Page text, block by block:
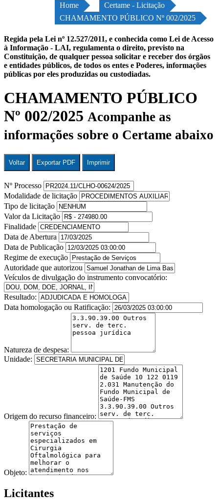
Home
Certame - Licitação
CHAMAMENTO PÚBLICO Nº 002/2025
Regida pela Lei nº 12.527/2011, e conhecida como Lei de Acesso
à Informação - LAI, regulamenta o direito, previsto na
Constituição, de qualquer pessoa solicitar e receber dos órgãos
e entidades públicos, de todos os entes e Poderes, informações
públicas por eles produzidas ou custodiadas.
CHAMAMENTO PÚBLICO
Nº 002/2025 Acompanhe as
informações sobre o Certame abaixo
Voltar Exportar PDF Imprimir
Nº Processo
Modalidade de licitação
Tipo de licitação
Valor da Licitação
Finalidade
Data de Abertura
Data de Publicação
Regime de execução
Autoridade que autorizou
Veículos de divulgação do instrumento convocatório:
Resultado:
Data homologação ou Ratificação:
Natureza de despesa:
Unidade:
Origem do recurso financeiro:
Objeto:
Licitantes